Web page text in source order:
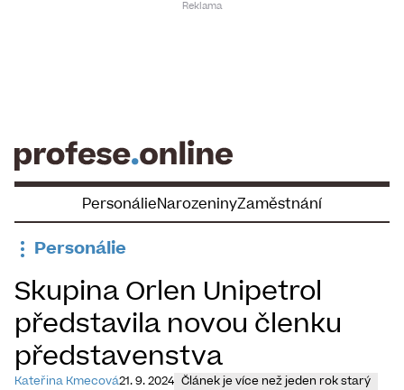
PersonálieNarozeninyZaměstnání
Personálie
Skupina Orlen Unipetrol
představila novou členku
představenstva
Kateřina Kmecová21. 9. 2024 Článek je více než jeden rok starý